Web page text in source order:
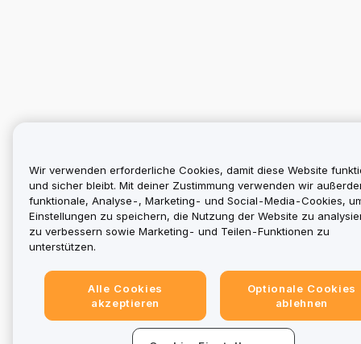
Wir verwenden erforderliche Cookies, damit diese Website
und sicher bleibt. Mit deiner Zustimmung verwenden wir
funktionale, Analyse-, Marketing- und Social-Media-Cookies,
Einstellungen zu speichern, die Nutzung der Website zu
zu verbessern sowie Marketing- und Teilen-Funktionen zu
unterstützen.
Alle Cookies
akzeptieren
Optionale Cookies
ablehnen